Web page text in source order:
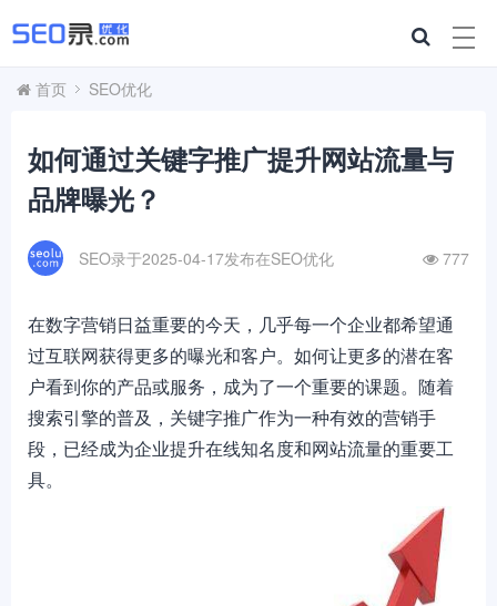
首页 SEO优化
如何通过关键字推广提升网站流量与
品牌曝光？
SEO录于2025-04-17发布在SEO优化 777
在数字营销日益重要的今天，几乎每一个企业都希望通
过互联网获得更多的曝光和客户。如何让更多的潜在客
户看到你的产品或服务，成为了一个重要的课题。随着
搜索引擎的普及，关键字推广作为一种有效的营销手
段，已经成为企业提升在线知名度和网站流量的重要工
具。